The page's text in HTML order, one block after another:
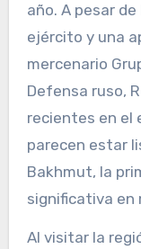
año. A pesar
ejército y una
mercenario
Defensa ruso,
recientes en el
parecen estar
Bakhmut, la
significativa en
Al visitar la